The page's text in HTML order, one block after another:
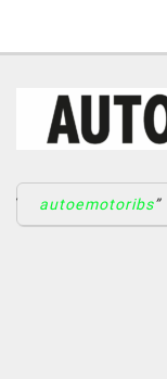
autoemotoribs